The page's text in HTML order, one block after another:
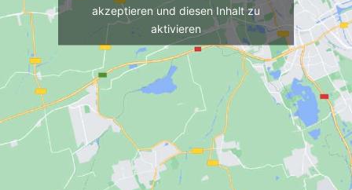
akzeptieren und diesen Inhalt zu
aktivieren